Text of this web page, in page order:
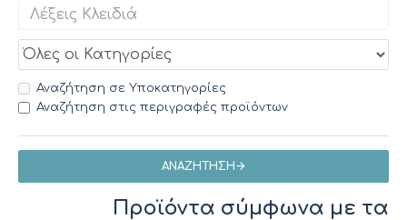
Αναζήτηση σε Υποκατηγορίες
Αναζήτηση στις περιγραφές προϊόντων
ΑΝΑΖΉΤΗΣΗ
Προϊόντα σύμφωνα με τα